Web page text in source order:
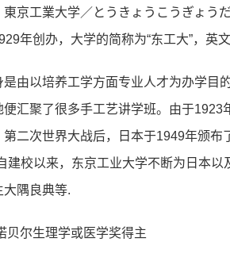
京⼯業⼤学／とうきょうこうぎょう
年创办，⼤学的简称为“东⼯⼤”，英
由以培养⼯学⽅⾯专业⼈才为办学⽬
便汇聚了很多⼿⼯艺讲学班。由于
⼆次世界⼤战后，⽇本于1949年颁
建校以来，东京⼯业⼤学不断为⽇本
隅良典等.
⻉尔⽣理学或医学奖得主